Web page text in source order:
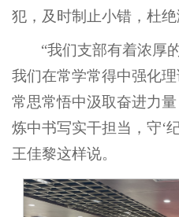
犯，及时制止小错，杜绝
“我们支部有着浓厚
我们在常学常得中强化
常思常悟中汲取奋进力量
炼中书写实干担当，守‘
王佳黎这样说。